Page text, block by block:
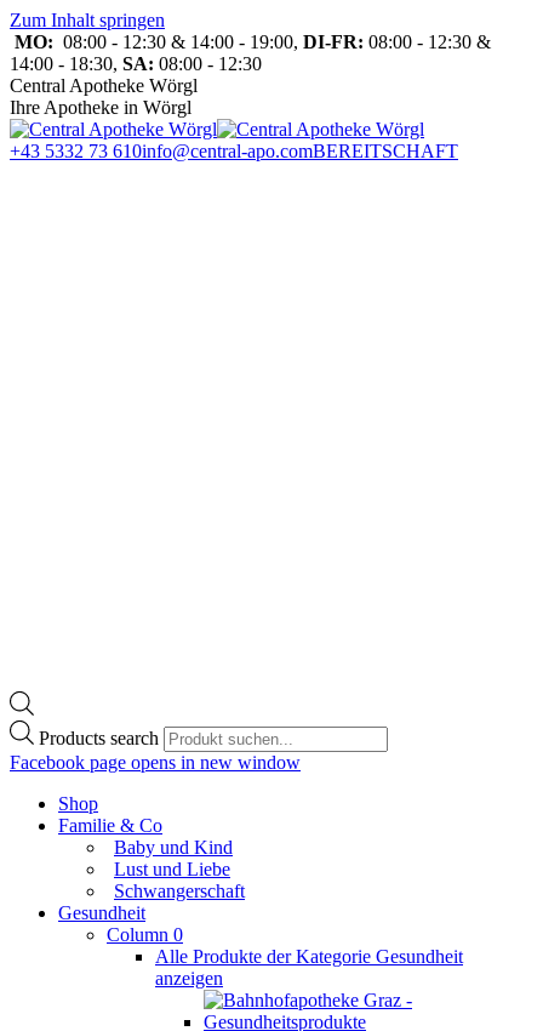
Zum Inhalt springen
MO: 08:00 - 12:30 & 14:00 - 19:00, DI-FR: 08:00 - 12:30 &
14:00 - 18:30, SA: 08:00 - 12:30
Central Apotheke Wörgl
Ihre Apotheke in Wörgl
+43 5332 73 610info@central-apo.comBEREITSCHAFT
Products search
Facebook page opens in new window
Shop
Familie & Co
Baby und Kind
Lust und Liebe
Schwangerschaft
Gesundheit
Column 0
Alle Produkte der Kategorie Gesundheit
anzeigen